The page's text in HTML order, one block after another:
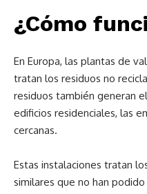
¿Cómo
En Europa, las plantas de
tratan los residuos no
residuos también generan
edificios residenciales, las
cercanas.
Estas instalaciones tratan
similares que no han